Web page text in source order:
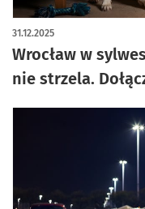
Wrocław w
nie strzela.
31.12.2025